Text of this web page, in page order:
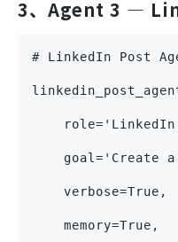
3、Agent 3 —
# LinkedIn Post
goal='Create
    verbose=True,
    memory=True,